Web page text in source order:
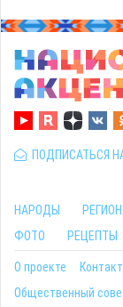
ПОДПИСАТЬСЯ
НАРОДЫ
ФОТО
РЕЦЕПТЫ
О проекте
Общественный